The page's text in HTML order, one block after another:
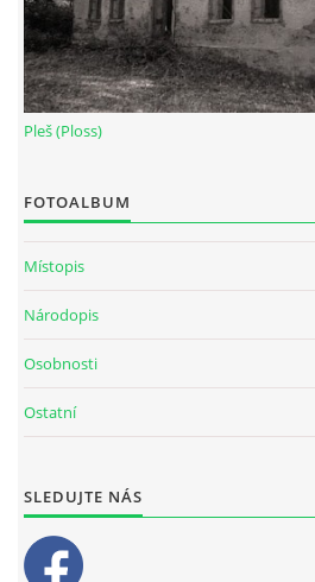
Pleš (Ploss)
FOTOALBUM
Místopis
Národopis
Osobnosti
Ostatní
SLEDUJTE NÁS